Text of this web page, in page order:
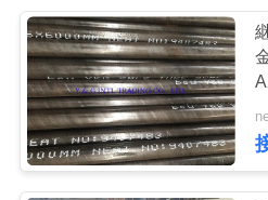
金属の任
ング